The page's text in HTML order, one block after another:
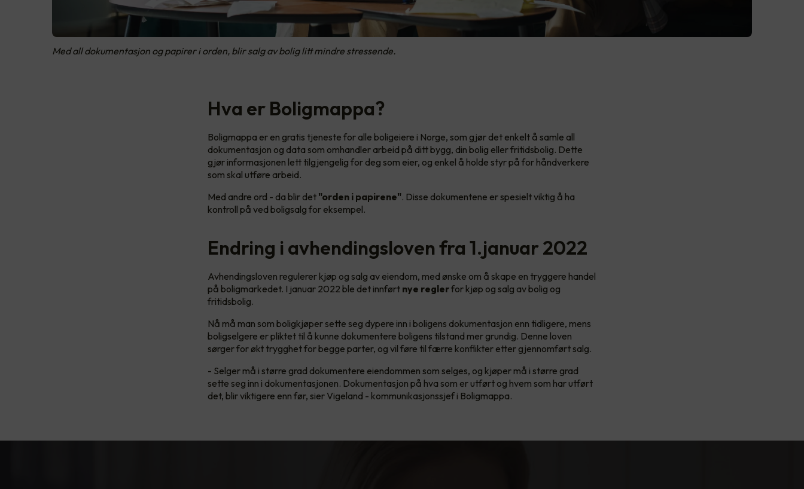
Med all dokumentasjon og papirer i orden, blir salg av bolig litt mindre stressende.
Hva er Boligmappa?
Boligmappa er en gratis tjeneste for alle boligeiere i Norge, som gjør det enkelt å samle all
dokumentasjon og data som omhandler arbeid på ditt bygg, din bolig eller fritidsbolig. Dette
gjør informasjonen lett tilgjengelig for deg som eier, og enkel å holde styr på for håndverkere
som skal utføre arbeid.
Med andre ord - da blir det "orden i papirene". Disse dokumentene er spesielt viktig å ha
kontroll på ved boligsalg for eksempel.
Endring i avhendingsloven fra 1.januar 2022
Avhendingsloven regulerer kjøp og salg av eiendom, med ønske om å skape en tryggere handel
på boligmarkedet. I januar 2022 ble det innført nye reglerfor kjøp og salg av bolig og
fritidsbolig.
Nå må man som boligkjøper sette seg dypere inn i boligens dokumentasjon enn tidligere, mens
boligselgere er pliktet til å kunne dokumentere boligens tilstand mer grundig. Denne loven
sørger for økt trygghet for begge parter, og vil føre til færre konflikter etter gjennomført salg.
- Selger må i større grad dokumentere eiendommen som selges, og kjøper må i større grad
sette seg inn i dokumentasjonen. Dokumentasjon på hva som er utført og hvem som har utført
det, blir viktigere enn før, sier Vigeland - kommunikasjonssjef i Boligmappa.